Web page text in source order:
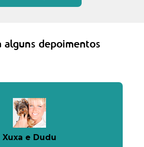
alguns depoimentos
Xuxa e Dudu